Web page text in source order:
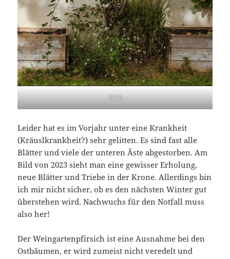
2023
Leider hat es im Vorjahr unter eine Krankheit
(Kräuslkrankheit?) sehr gelitten. Es sind fast alle
Blätter und viele der unteren Äste abgestorben. Am
Bild von 2023 sieht man eine gewisser Erholung,
neue Blätter und Triebe in der Krone. Allerdings bin
ich mir nicht sicher, ob es den nächsten Winter gut
überstehen wird. Nachwuchs für den Notfall muss
also her!
Der Weingartenpfirsich ist eine Ausnahme bei den
Ostbäumen, er wird zumeist nicht veredelt und